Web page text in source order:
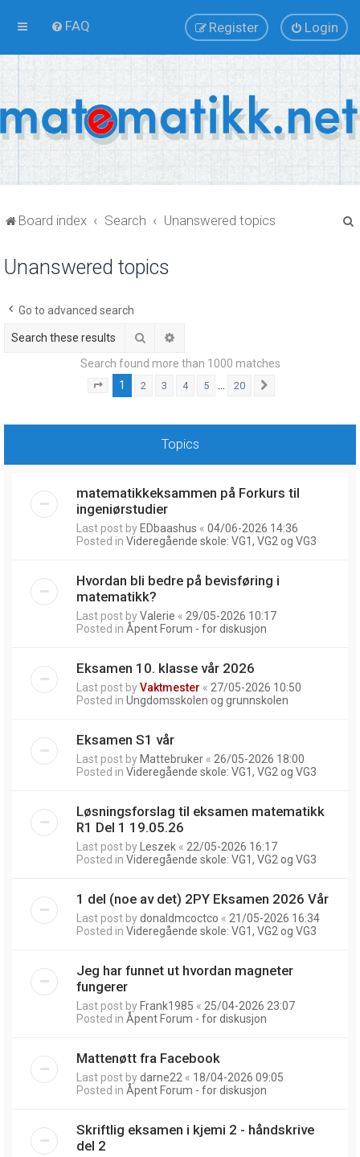
FAQ Login
Register
Board index Search Unanswered topics
Unanswered topics
Go to advanced search
Search
Search found more than 1000 matches
Page of 20
1 2 3 4 5 20
Topics
matematikkeksammen på Forkurs til
ingeniørstudier
Last post by EDbaashus « 04/06-2026 14:36
Posted in Videregående skole: VG1, VG2 og VG3
Hvordan bli bedre på bevisføring i
matematikk?
Last post byValerie « 29/05-2026 10:17
Posted in Åpent Forum - for diskusjon
Eksamen 10. klasse vår 2026
Last post byVaktmester « 27/05-2026 10:50
Posted in Ungdomsskolen og grunnskolen
Eksamen S1 vår
Last post by Mattebruker « 26/05-2026 18:00
Posted in Videregående skole: VG1, VG2 og VG3
Løsningsforslag til eksamen matematikk
R1 Del 1 19.05.26
Last post by Leszek « 22/05-2026 16:17
Posted in Videregående skole: VG1, VG2 og VG3
1 del (noe av det) 2PY Eksamen 2026 Vår
Last post bydonaldmcoctco « 21/05-2026 16:34
Posted in Videregående skole: VG1, VG2 og VG3
Jeg har funnet ut hvordan magneter
fungerer
Last post by Frank1985 « 25/04-2026 23:07
Posted in Åpent Forum - for diskusjon
Mattenøtt fra Facebook
Last post bydarne22 « 18/04-2026 09:05
Posted in Åpent Forum - for diskusjon
Skriftlig eksamen i kjemi 2 - håndskrive
del 2